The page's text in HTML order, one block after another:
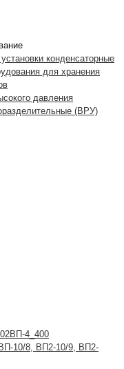
конденсаторные
для хранения
давления
(ВРУ)
4_400
10/8, ВП2-10/9, ВП2-